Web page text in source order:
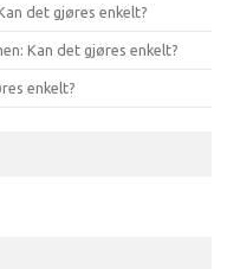
det gjøres enkelt?
Kan det gjøres enkelt?
enkelt?